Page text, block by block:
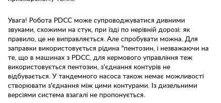
Увага! Робота PDCC може супроводжуватися дивними
звуками, схожими на стук, при їзді по нерівній дорозі: як
правило, це не виправляється. Але спробувати можна. Для
заправки використовується рідина "пентозин, і незважаючи на
те, що в машинах з PDCC, для кермового управління теж
використовується пентозин, з'єднання контурів не
відбувається. У тандемного насоса також немає можливості
створювати з'єднання між цими контурами. Із дизельними
версіями система взагалі не пропонується.